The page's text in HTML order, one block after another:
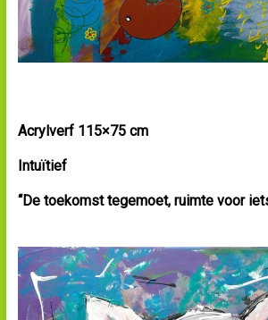
Acrylverf 115×75 cm
Intuïtief
“De toekomst tegemoet, ruimte voor